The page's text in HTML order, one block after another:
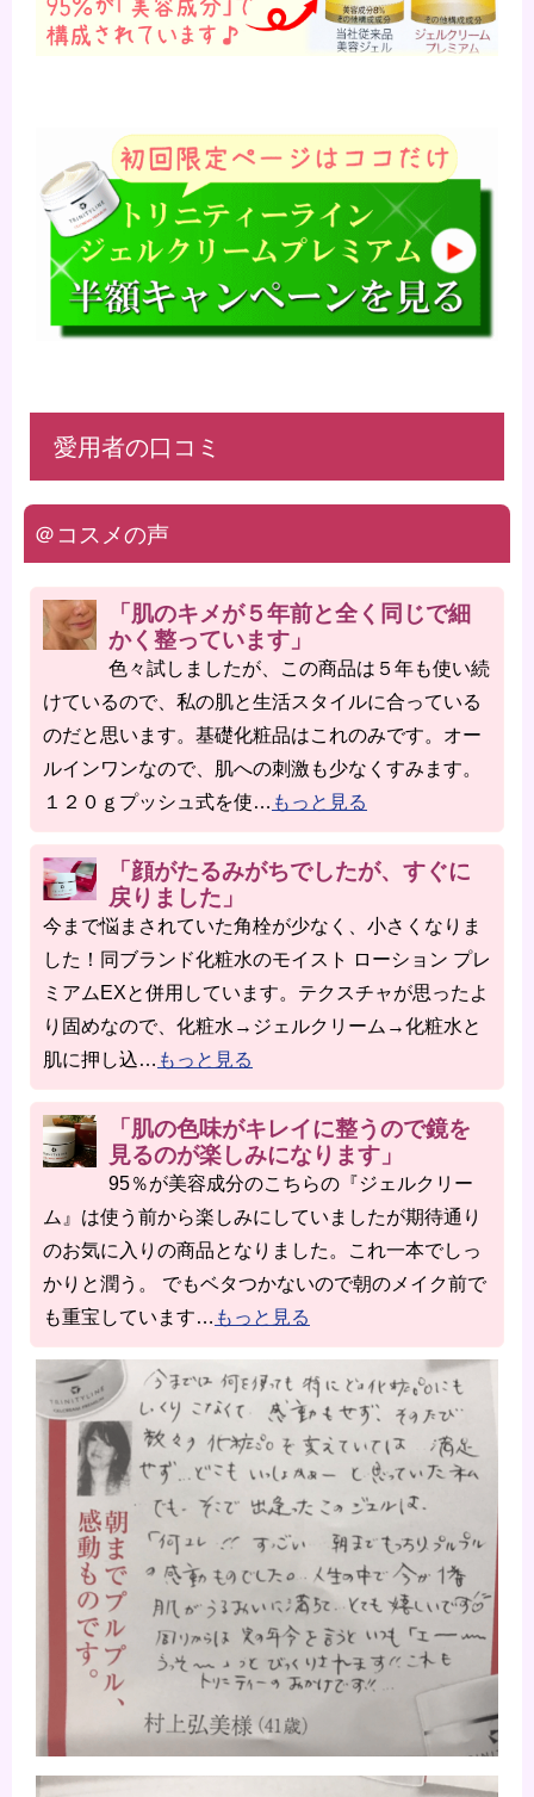
愛用者の口コミ
＠コスメの声
「肌のキメが５年前と全く同じで細
かく整っています」
色々試しましたが、この商品は５年も使い続
けているので、私の肌と生活スタイルに合っている
のだと思います。基礎化粧品はこれのみです。オー
ルインワンなので、肌への刺激も少なくすみます。
１２０ｇプッシュ式を使… もっと見る
「顔がたるみがちでしたが、すぐに
戻りました」
今まで悩まされていた角栓が少なく、小さくなりま
した！同ブランド化粧水のモイスト ローション プレ
ミアムEXと併用しています。テクスチャが思ったよ
り固めなので、化粧水→ジェルクリーム→化粧水と
肌に押し込… もっと見る
「肌の色味がキレイに整うので鏡を
見るのが楽しみになります」
95％が美容成分のこちらの『ジェルクリー
ム』は使う前から楽しみにしていましたが期待通り
のお気に入りの商品となりました。これ一本でしっ
かりと潤う。 でもベタつかないので朝のメイク前で
も重宝しています… もっと見る